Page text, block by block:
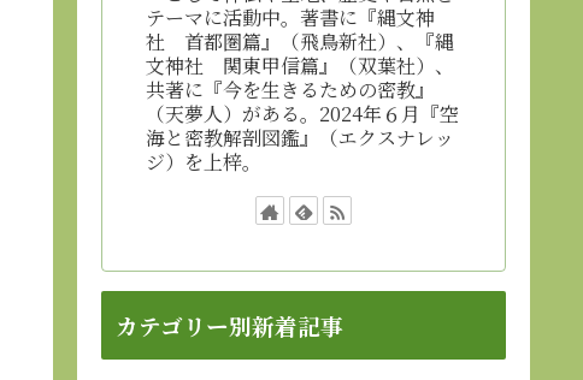
テーマに活動中。著書に『縄文神
社 首都圏篇』（飛鳥新社）、『縄
文神社 関東甲信篇』（双葉社）、
共著に『今を生きるための密教』
（天夢人）がある。2024年６月『空
海と密教解剖図鑑』（エクスナレッ
ジ）を上梓。
カテゴリー別新着記事